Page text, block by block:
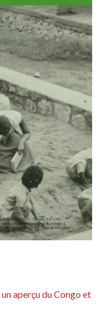
aperçu du Congo et